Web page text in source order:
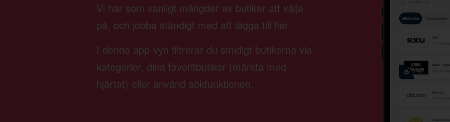
Vi har som vanligt mängder av butiker att välja
på, och jobba ständigt med att lägga till fler.
I denna app-vyn filtrerar du smidigt butikerna via
kategorier, dina favoritbutiker (märkta med
hjärtat) eller använd sökfunktionen.